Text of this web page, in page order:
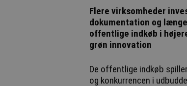
Flere virksomheder
dokumentation og
offentlige indkøb i
grøn innovation
De offentlige indkøb
og konkurrencen i